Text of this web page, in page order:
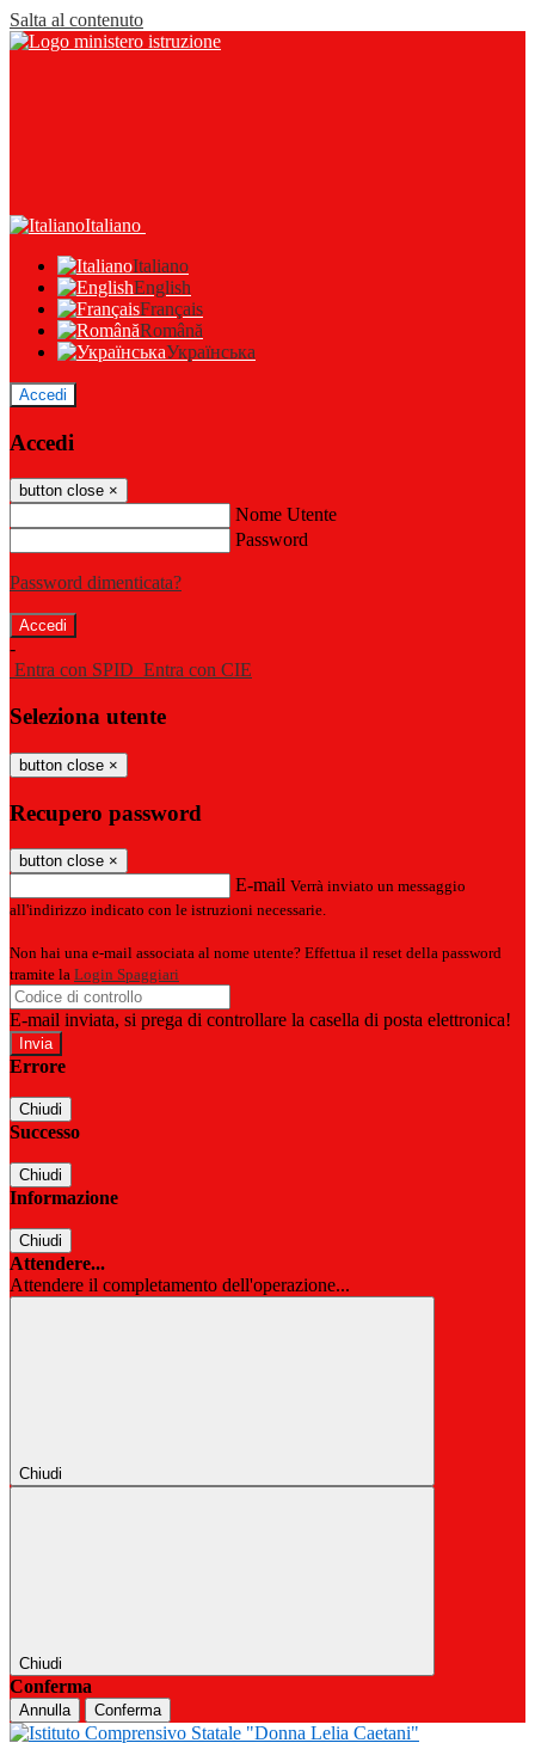
Salta al contenuto
Italiano
Italiano
English
Français
Română
Українська
Accedi
Accedi
button close ×
Nome Utente
Password
Password dimenticata?
-
Entra con SPID Entra con CIE
Seleziona utente
button close ×
Recupero password
button close ×
E-mail Verrà inviato un messaggio
all'indirizzo indicato con le istruzioni necessarie.
Non hai una e-mail associata al nome utente? Effettua il reset della password
tramite la Login Spaggiari
E-mail inviata, si prega di controllare la casella di posta elettronica!
Errore
Chiudi
Successo
Chiudi
Informazione
Chiudi
Attendere...
Attendere il completamento dell'operazione...
Chiudi
Chiudi
Conferma
Annulla Conferma